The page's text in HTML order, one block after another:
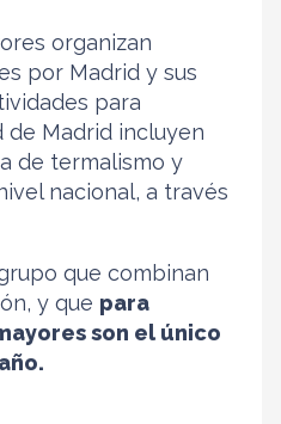
organizan
por Madrid y sus
para
de Madrid incluyen
de termalismo y
nacional, a través
que combinan
y que para
son el único